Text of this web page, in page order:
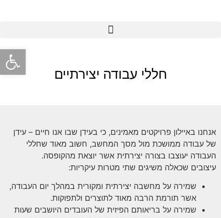
חללי עבודה יצירתיים
אנחנו באיילון פרויקטים מאמינים, כי בעידן שבו אנו חיים – עידן
של עבודה ממושכת מול מסך המחשב, חשוב מאוד שחללי
העבודה יעוצבו בצורה יצירתית אשר יוצאת מהקופסה.
עיצובים שכאלה משיגים שתי מטרות עיקריות:
שמירה על מחשבה יצירתית ומקורית במהלך יום העבודה,
אשר תורמת הרבה מאוד לתוצרים ולתפוקות.
שמירה על בריאותם הפיזית של העובדים היושבים שעות
פתח